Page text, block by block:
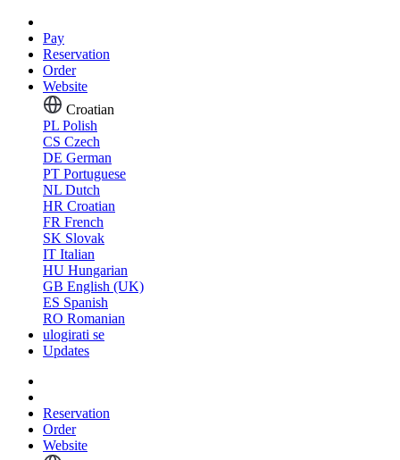
Pay
Reservation
Order
Website
Croatian
PL Polish
CS Czech
DE German
PT Portuguese
NL Dutch
HR Croatian
FR French
SK Slovak
IT Italian
HU Hungarian
GB English (UK)
ES Spanish
RO Romanian
ulogirati se
Updates
Reservation
Order
Website